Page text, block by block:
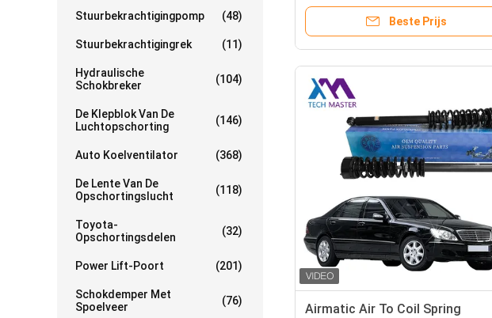
Stuurbekrachtigingpomp (48)
Stuurbekrachtigingrek (11)
Hydraulische
Schokbreker
(104)
De Klepblok Van De
Luchtopschorting
(146)
Auto Koelventilator (368)
De Lente Van De
Opschortingslucht
(118)
Toyota-
Opschortingsdelen
(32)
Power Lift-Poort (201)
Schokdemper Met
Spoelveer
(76)
1663200104 van Mercedes Benz
W166 X166
Beste Prijs
Airmatic Air To Coil Spring